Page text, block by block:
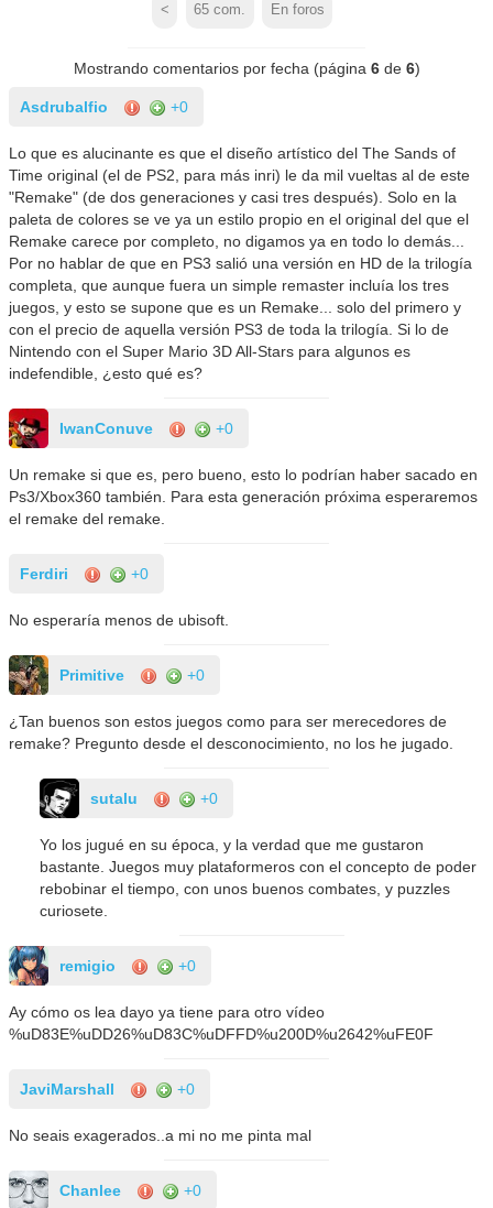
< 65 com. En foros
Mostrando comentarios por fecha (página 6de 6)
Asdrubalfio +0
Lo que es alucinante es que el diseño artístico del The Sands of
Time original (el de PS2, para más inri) le da mil vueltas al de este
"Remake" (de dos generaciones y casi tres después). Solo en la
paleta de colores se ve ya un estilo propio en el original del que el
Remake carece por completo, no digamos ya en todo lo demás...
Por no hablar de que en PS3 salió una versión en HD de la trilogía
completa, que aunque fuera un simple remaster incluía los tres
juegos, y esto se supone que es un Remake... solo del primero y
con el precio de aquella versión PS3 de toda la trilogía. Si lo de
Nintendo con el Super Mario 3D All-Stars para algunos es
indefendible, ¿esto qué es?
IwanConuve +0
Un remake si que es, pero bueno, esto lo podrían haber sacado en
Ps3/Xbox360 también. Para esta generación próxima esperaremos
el remake del remake.
Ferdiri +0
No esperaría menos de ubisoft.
Primitive +0
¿Tan buenos son estos juegos como para ser merecedores de
remake? Pregunto desde el desconocimiento, no los he jugado.
sutalu +0
Yo los jugué en su época, y la verdad que me gustaron
bastante. Juegos muy plataformeros con el concepto de poder
rebobinar el tiempo, con unos buenos combates, y puzzles
curiosete.
remigio +0
Ay cómo os lea dayo ya tiene para otro vídeo
%uD83E%uDD26%uD83C%uDFFD%u200D%u2642%uFE0F
JaviMarshall +0
No seais exagerados..a mi no me pinta mal
Chanlee +0